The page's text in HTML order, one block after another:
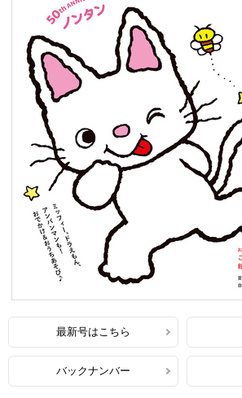
最新号はこちら
バックナンバー